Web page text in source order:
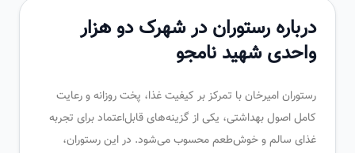
درباره رستوران در شهرک دو هزار
واحدی شهید نامجو
رستوران امیرخان با تمرکز بر کیفیت غذا، پخت روزانه و رعایت
کامل اصول بهداشتی، یکی از گزینه‌های قابل‌اعتماد برای تجربه
غذای سالم و خوش‌طعم محسوب می‌شود. در این رستوران،